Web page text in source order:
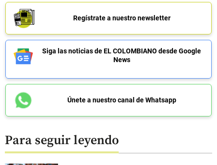
Regístrate a nuestro newsletter
Siga las noticias de EL COLOMBIANO desde Google
News
Únete a nuestro canal de Whatsapp
Para seguir leyendo